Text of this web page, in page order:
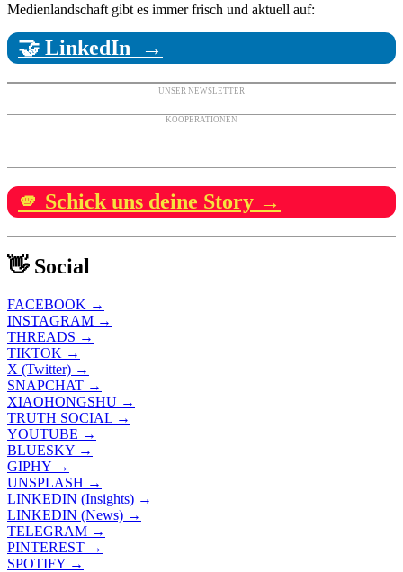
Medienlandschaft gibt es immer frisch und aktuell auf:
🤝 LinkedIn →
UNSER NEWSLETTER
KOOPERATIONEN
🫵 Schick uns deine Story →
👋 Social
FACEBOOK →
INSTAGRAM →
THREADS →
TIKTOK →
X (Twitter) →
SNAPCHAT →
XIAOHONGSHU →
TRUTH SOCIAL →
YOUTUBE →
BLUESKY →
GIPHY →
UNSPLASH →
LINKEDIN (Insights) →
LINKEDIN (News) →
TELEGRAM →
PINTEREST →
SPOTIFY →